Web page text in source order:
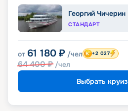
Георгий Чичерин
СТАНДАРТ
от 61 180 ₽ /чел
64 400₽ /чел
+2 027
Выбрать круиз